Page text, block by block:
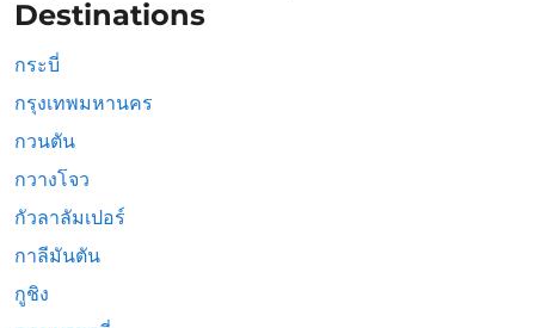
Destinations
กระบี่
กรุงเทพมหานคร
กวนตัน
กวางโจว
กัวลาลัมเปอร์
กาลีมันตัน
กูชิง